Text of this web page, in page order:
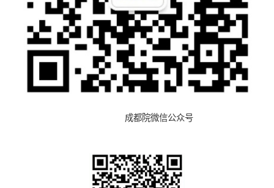
成都院微信公众号